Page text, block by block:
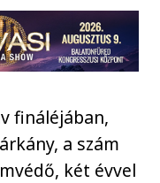
fináléjában,
a szám
két évvel